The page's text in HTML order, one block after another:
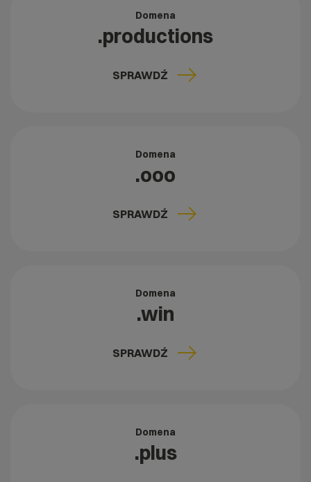
Domena
.productions
SPRAWDŹ
Domena
.ooo
SPRAWDŹ
Domena
.win
SPRAWDŹ
Domena
.plus